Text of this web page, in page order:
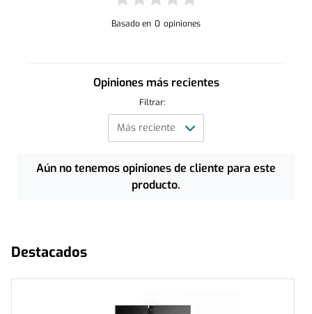
Basado en 0 opiniones
Opiniones más recientes
Filtrar:
Aún no tenemos opiniones de cliente para este
producto.
Destacados